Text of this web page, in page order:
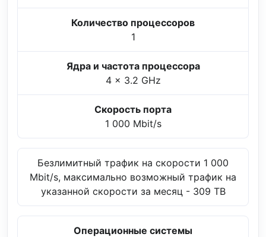
Количество процессоров
1
Ядра и частота процессора
4 x 3.2 GHz
Скорость порта
1 000 Mbit/s
Безлимитный трафик на скорости 1 000
Mbit/s, максимально возможный трафик на
указанной скорости за месяц - 309 TB
Операционные системы